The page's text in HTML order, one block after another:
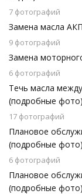
7 фотографий
Замена масла
9 фотографий
Замена
6 фотографий
Течь масла
(подробные фото)
17 фотографий
Плановое
(подробные фото)
6 фотографий
Плановое
(подробные фото)